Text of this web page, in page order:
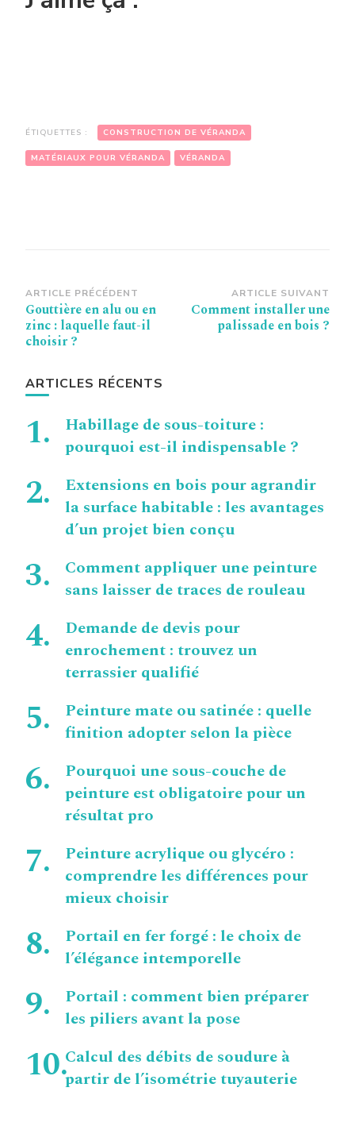
ÉTIQUETTES : CONSTRUCTION DE VÉRANDA
MATÉRIAUX POUR VÉRANDA VÉRANDA
Navigation
d’article
ARTICLE PRÉCÉDENT
Gouttière en alu ou en
zinc : laquelle faut-il
choisir ?
ARTICLE SUIVANT
Comment installer une
palissade en bois ?
ARTICLES RÉCENTS
Habillage de sous-toiture :
pourquoi est-il indispensable ?
Extensions en bois pour agrandir
la surface habitable : les avantages
d’un projet bien conçu
Comment appliquer une peinture
sans laisser de traces de rouleau
Demande de devis pour
enrochement : trouvez un
terrassier qualifié
Peinture mate ou satinée : quelle
finition adopter selon la pièce
Pourquoi une sous-couche de
peinture est obligatoire pour un
résultat pro
Peinture acrylique ou glycéro :
comprendre les différences pour
mieux choisir
Portail en fer forgé : le choix de
l’élégance intemporelle
Portail : comment bien préparer
les piliers avant la pose
Calcul des débits de soudure à
partir de l’isométrie tuyauterie